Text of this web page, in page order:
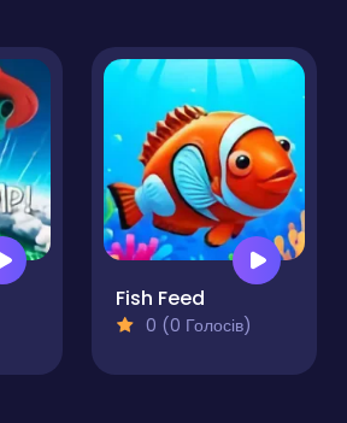
Fish Feed
0 (0 Голосів)